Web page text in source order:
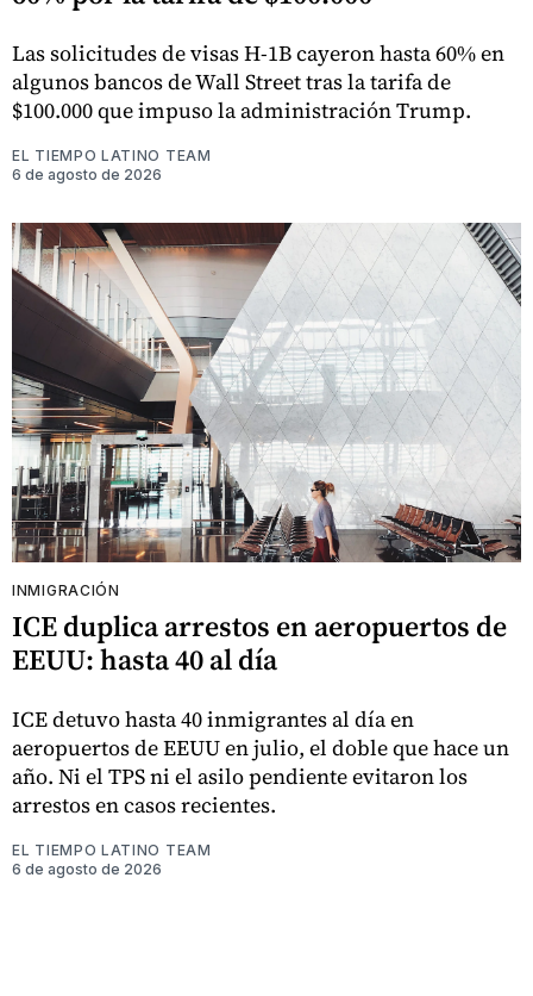
Las solicitudes de visas H-1B cayeron hasta 60% en
algunos bancos de Wall Street tras la tarifa de
$100.000 que impuso la administración Trump.
EL TIEMPO LATINO TEAM
6 de agosto de 2026
INMIGRACIÓN
ICE duplica arrestos en aeropuertos de
EEUU: hasta 40 al día
ICE detuvo hasta 40 inmigrantes al día en
aeropuertos de EEUU en julio, el doble que hace un
año. Ni el TPS ni el asilo pendiente evitaron los
arrestos en casos recientes.
EL TIEMPO LATINO TEAM
6 de agosto de 2026